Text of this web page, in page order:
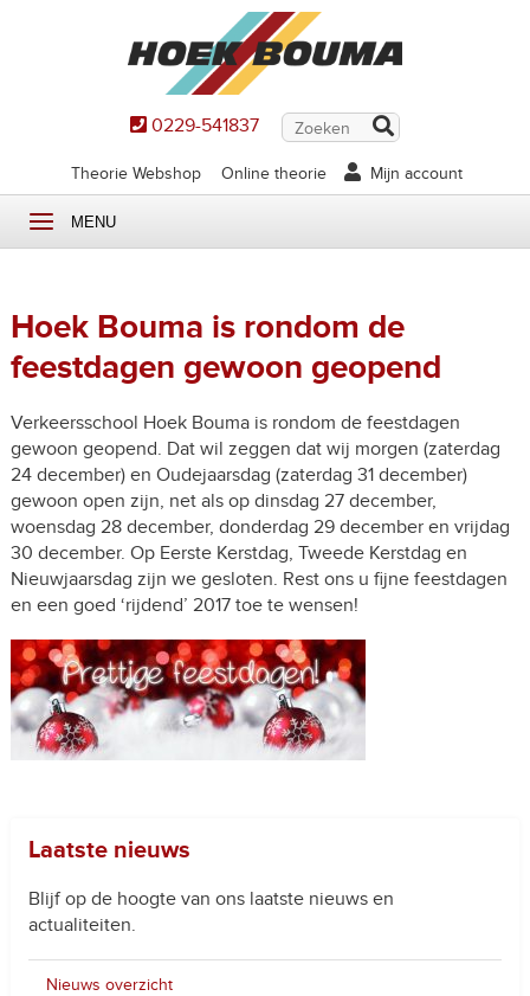
0229-541837
Theorie Webshop Online theorie Mijn account
MENU
Hoek Bouma is rondom de
feestdagen gewoon geopend
Verkeersschool Hoek Bouma is rondom de feestdagen
gewoon geopend. Dat wil zeggen dat wij morgen (zaterdag
24 december) en Oudejaarsdag (zaterdag 31 december)
gewoon open zijn, net als op dinsdag 27 december,
woensdag 28 december, donderdag 29 december en vrijdag
30 december. Op Eerste Kerstdag, Tweede Kerstdag en
Nieuwjaarsdag zijn we gesloten. Rest ons u fijne feestdagen
en een goed ‘rijdend’ 2017 toe te wensen!
Laatste nieuws
Blijf op de hoogte van ons laatste nieuws en
actualiteiten.
Nieuws overzicht